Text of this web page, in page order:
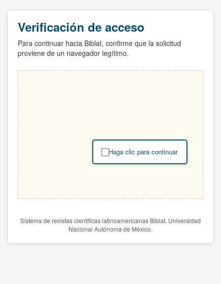
Verificación de acceso
Para continuar hacia Biblat, confirme que la solicitud
proviene de un navegador legítimo.
Haga clic para continuar
Sistema de revistas científicas latinoamericanas Biblat. Universidad
Nacional Autónoma de México.